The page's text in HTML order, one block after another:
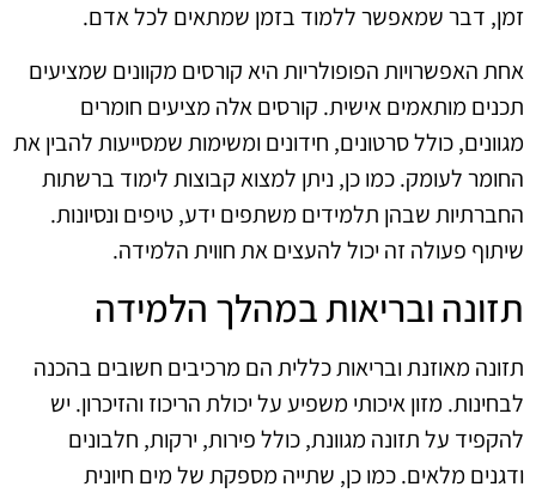
זמן, דבר שמאפשר ללמוד בזמן שמתאים לכל אדם.
אחת האפשרויות הפופולריות היא קורסים מקוונים שמציעים
תכנים מותאמים אישית. קורסים אלה מציעים חומרים
מגוונים, כולל סרטונים, חידונים ומשימות שמסייעות להבין את
החומר לעומק. כמו כן, ניתן למצוא קבוצות לימוד ברשתות
החברתיות שבהן תלמידים משתפים ידע, טיפים ונסיונות.
שיתוף פעולה זה יכול להעצים את חווית הלמידה.
תזונה ובריאות במהלך הלמידה
תזונה מאוזנת ובריאות כללית הם מרכיבים חשובים בהכנה
לבחינות. מזון איכותי משפיע על יכולת הריכוז והזיכרון. יש
להקפיד על תזונה מגוונת, כולל פירות, ירקות, חלבונים
ודגנים מלאים. כמו כן, שתייה מספקת של מים חיונית